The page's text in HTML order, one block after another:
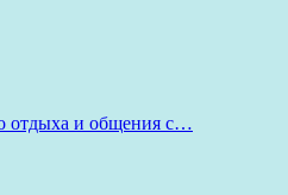
отдыха и общения с…